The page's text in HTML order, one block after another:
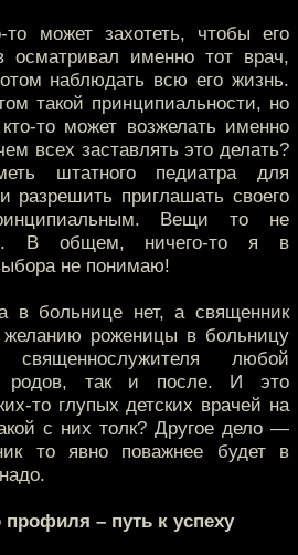
может захотеть, чтобы его
осматривал именно тот врач,
наблюдать всю его жизнь.
такой принципиальности, но
то может возжелать именно
всех заставлять это делать?
штатного педиатра для
приглашать своего
Вещи то не
В общем, ничего-то я в
не понимаю!
в больнице нет, а священник
желанию роженицы в больницу
священнослужителя любой
родов, так и после. И это
то глупых детских врачей на
с них толк? Другое дело —
то явно поважнее будет в
– путь к успеху